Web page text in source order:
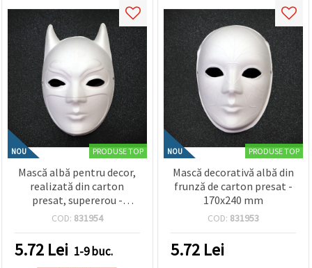
noștri de
analiză și
marketing.
Puteți fi de
acord să
utilizați
toate
cookie -
urile făcând
clic pe
"acceptati
toate!" Sau
să vă
preferințele
în setări
selectând
dat și
făcând clic
pe butonul
NOU PRODUSE TOP
Mască albă pentru decor,
realizată din carton
presat, supererou -
160x250 mm
COD: 831954
5.72 Lei 1-9 buc.
NOU PRODUSE TOP
Mască decorativă albă din
frunză de carton presat -
170x240 mm
COD: 831953
5.72 Lei